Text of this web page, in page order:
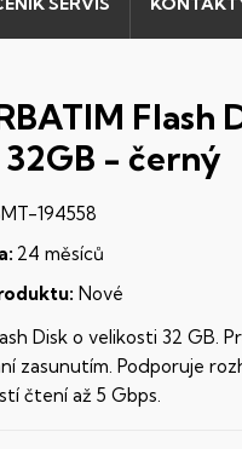
Flash
32GB - černý
194558
24 měsíců
Nové
Disk o velikosti 32 GB.
zasunutím. Podporuje
čtení až 5 Gbps.